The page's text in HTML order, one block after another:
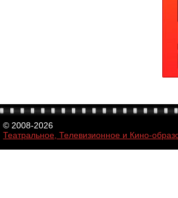
© 2008-2026
Театральное, Телевизионное и Кино-